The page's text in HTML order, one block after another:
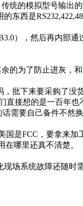
统的模拟型号输出的
东西是
），然后再内部通
的为了防止进灰，和
批下来要采购了没
直接想的是一百年
需要自己备件不然换
国是FCC，要拿来
哪里还真不清楚。
场系统故障还随时